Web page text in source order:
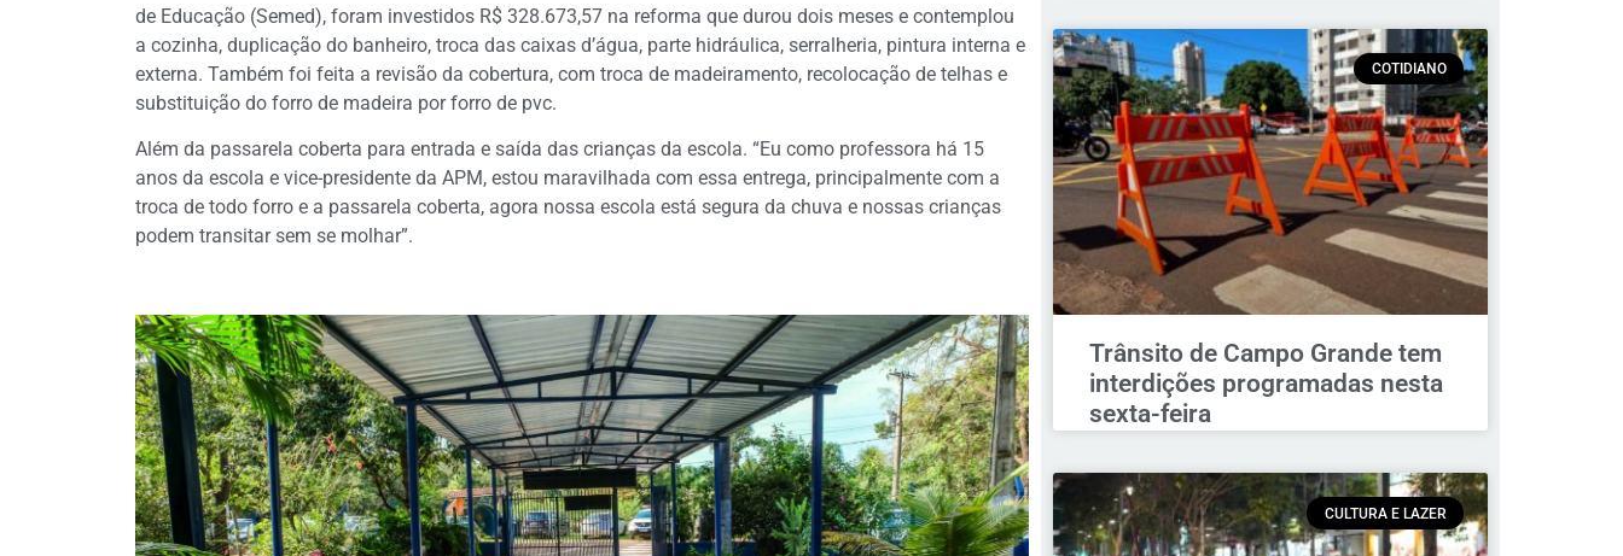
de Educação (Semed), foram investidos R$ 328.673,57 na reforma que durou dois meses e contemplou
a cozinha, duplicação do banheiro, troca das caixas d’água, parte hidráulica, serralheria, pintura interna e
externa. Também foi feita a revisão da cobertura, com troca de madeiramento, recolocação de telhas e
substituição do forro de madeira por forro de pvc.
Além da passarela coberta para entrada e saída das crianças da escola. “Eu como professora há 15
anos da escola e vice-presidente da APM, estou maravilhada com essa entrega, principalmente com a
troca de todo forro e a passarela coberta, agora nossa escola está segura da chuva e nossas crianças
podem transitar sem se molhar”.
COTIDIANO
Trânsito de Campo Grande tem
interdições programadas nesta
sexta-feira
CULTURA E LAZER